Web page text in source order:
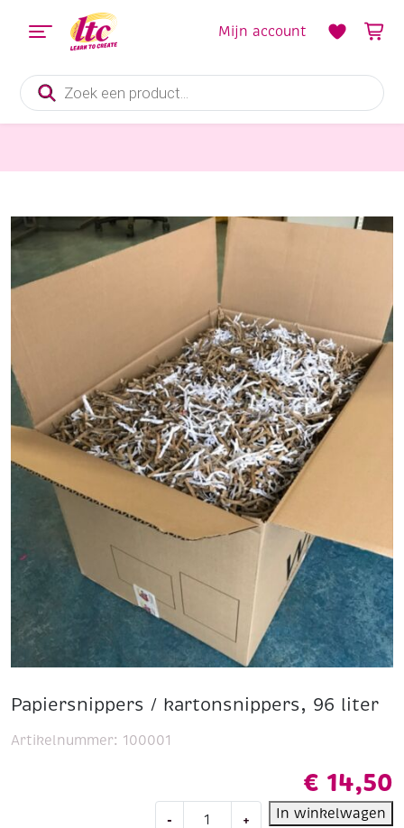
Producten
zoeken
Mijn account
Papiersnippers / kartonsnippers, 96 liter
€ 14,50
- + In winkelwagen
Artikelnummer: 100001